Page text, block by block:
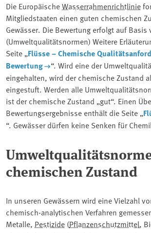
Die EuropäischeWasserrahmenrichtlinie
Mitgliedstaaten einen guten chemischen
Gewässer. Die Bewertung erfolgt auf Basis
(Umweltqualitätsnormen) Weitere
Seite „Flüsse – Chemische
Bewertung
“. Wird eine der
eingehalten, wird der chemische Zustand
eingestuft. Werden alle
ist der chemische Zustand „gut“. Einen
Bewertungsergebnisse enthält die Seite „
“. Gewässer dürfen keine Senken für
chemischen Zustand
In unseren Gewässern wird eine Vielzahl
chemisch-analytischen Verfahren
Metalle, Pestizide (Pflanzenschutzmittel,